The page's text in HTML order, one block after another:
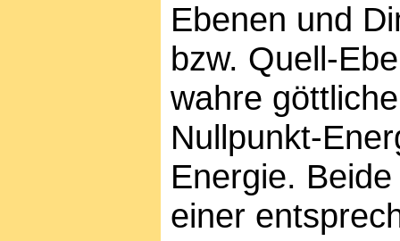
Ebenen und
bzw. Quell-
wahre
Nullpunkt-
Energie.
einer